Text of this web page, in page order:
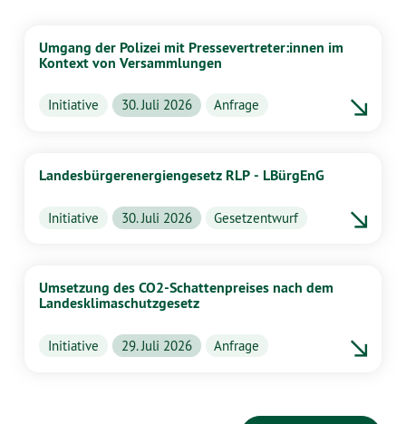
Umgang der Polizei mit Pressevertreter:innen im
Kontext von Versammlungen
Initiative 30. Juli 2026 Anfrage
Landesbürgerenergiengesetz RLP - LBürgEnG
Initiative 30. Juli 2026 Gesetzentwurf
Umsetzung des CO2-Schattenpreises nach dem
Landesklimaschutzgesetz
Initiative 29. Juli 2026 Anfrage